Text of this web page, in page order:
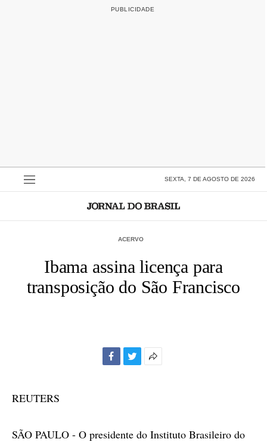
SEXTA, 7 DE AGOSTO DE 2026
ACERVO
Ibama assina licença para
transposição do São Francisco
REUTERS
SÃO PAULO - O presidente do Instituto Brasileiro do